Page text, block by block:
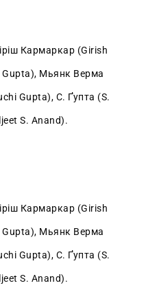
Кармаркар (Girish
Gupta), Мьянк Верма
Gupta), С. Ґупта (S.
S. Anand).
Кармаркар (Girish
Gupta), Мьянк Верма
Gupta), С. Ґупта (S.
S. Anand).